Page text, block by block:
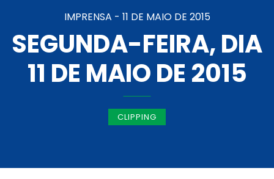
IMPRENSA - 11 DE MAIO DE 2015
SEGUNDA-FEIRA, DIA
11 DE MAIO DE 2015
CLIPPING